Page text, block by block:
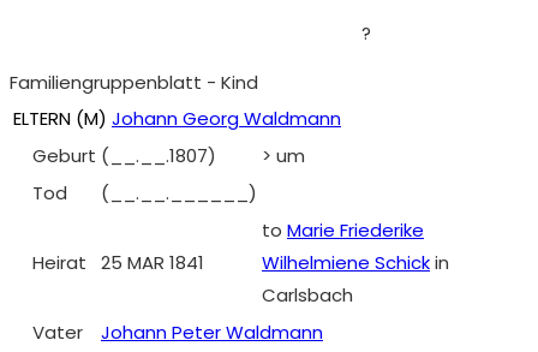
?
Familiengruppenblatt - Kind
ELTERN (M) Johann Georg Waldmann
Geburt (__.__.1807)
> um
Tod
(__.__.______)
Heirat 25 MAR 1841
to Marie Friederike
Wilhelmiene Schickin
Carlsbach
Vater
Johann Peter Waldmann